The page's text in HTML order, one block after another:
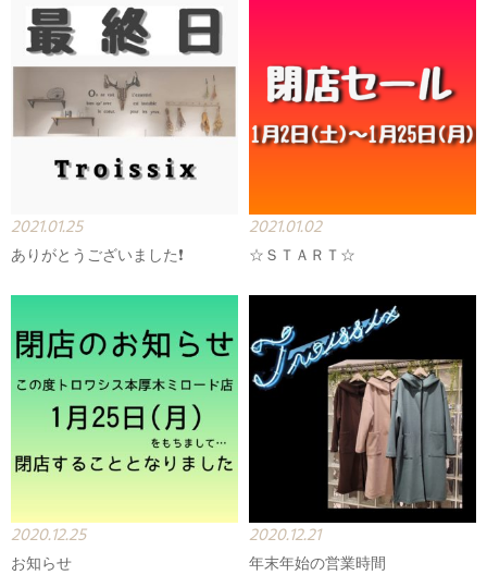
2021.01.25
ありがとうございました❗
2021.01.02
☆ＳＴＡＲＴ☆
2020.12.25
お知らせ
2020.12.21
年末年始の営業時間